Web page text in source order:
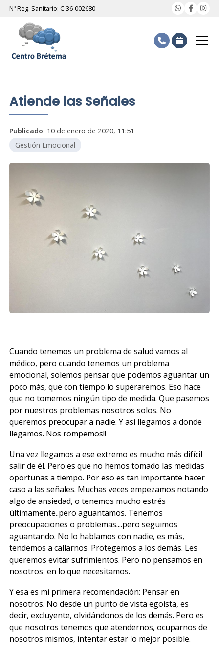
Nº Reg. Sanitario: C-36-002680
Atiende las Señales
Publicado: 10 de enero de 2020, 11:51
Gestión Emocional
Cuando tenemos un problema de salud vamos al
médico, pero cuando tenemos un problema
emocional, solemos pensar que podemos aguantar un
poco más, que con tiempo lo superaremos. Eso hace
que no tomemos ningún tipo de medida. Que pasemos
por nuestros problemas nosotros solos. No
queremos preocupar a nadie. Y así llegamos a donde
llegamos. Nos rompemos!!
Una vez llegamos a ese extremo es mucho más difícil
salir de él. Pero es que no hemos tomado las medidas
oportunas a tiempo. Por eso es tan importante hacer
caso a las señales. Muchas veces empezamos notando
algo de ansiedad, o tenemos mucho estrés
últimamente..pero aguantamos. Tenemos
preocupaciones o problemas....pero seguimos
aguantando. No lo hablamos con nadie, es más,
tendemos a callarnos. Protegemos a los demás. Les
queremos evitar sufrimientos. Pero no pensamos en
nosotros, en lo que necesitamos.
Y esa es mi primera recomendación: Pensar en
nosotros. No desde un punto de vista egoísta, es
decir, excluyente, olvidándonos de los demás. Pero es
que nosotros tenemos que atendernos, ocuparnos de
nosotros mismos, intentar estar lo mejor posible.